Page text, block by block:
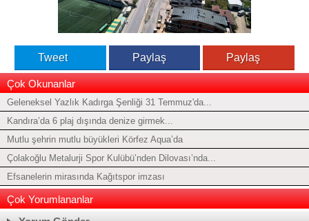
Tweet Paylaş Paylaş
Çok Okunanlar
Geleneksel Yazlık Kadırga Şenliği 31 Temmuz'da...
Kandıra’da 6 plaj dışında denize girmek...
Mutlu şehrin mutlu büyükleri Körfez Aqua’da
Çolakoğlu Metalurji Spor Kulübü’nden Dilovası’nda...
Efsanelerin mirasında Kağıtspor imzası
Çok Yorumlananlar